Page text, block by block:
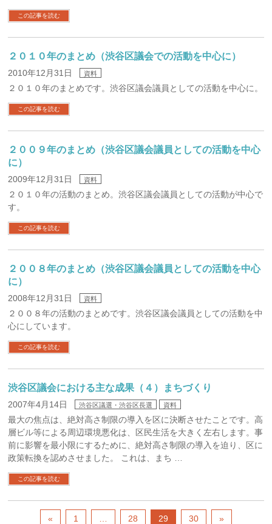
この記事を読む
２０１０年のまとめ（渋谷区議会での活動を中心に）
2010年12月31日 資料
２０１０年のまとめです。渋谷区議会議員としての活動を中心に。
この記事を読む
２００９年のまとめ（渋谷区議会議員としての活動を中心
に）
2009年12月31日 資料
２０１０年の活動のまとめ。渋谷区議会議員としての活動が中心で
す。
この記事を読む
２００８年のまとめ（渋谷区議会議員としての活動を中心
に）
2008年12月31日 資料
２００８年の活動のまとめです。渋谷区議会議員としての活動を中
心にしています。
この記事を読む
渋谷区議会における主な成果（４）まちづくり
2007年4月14日 渋谷区議選・渋谷区長選 資料
最大の焦点は、絶対高さ制限の導入を区に決断させたことです。高
層ビル等による周辺環境悪化は、区民生活を大きく左右します。事
前に影響を最小限にするために、絶対高さ制限の導入を迫り、区に
政策転換を認めさせました。 これは、まち …
この記事を読む
« 1 28 29 30 »